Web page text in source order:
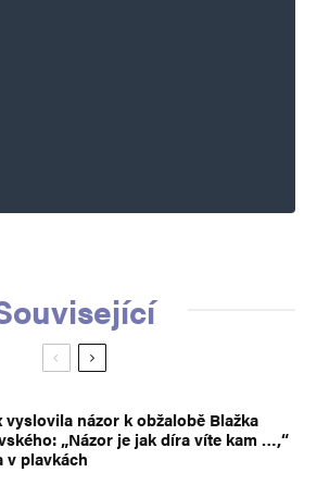
vyslovila názor k obžalobě Blažka
„Názor je jak díra víte kam …,“
v plavkách